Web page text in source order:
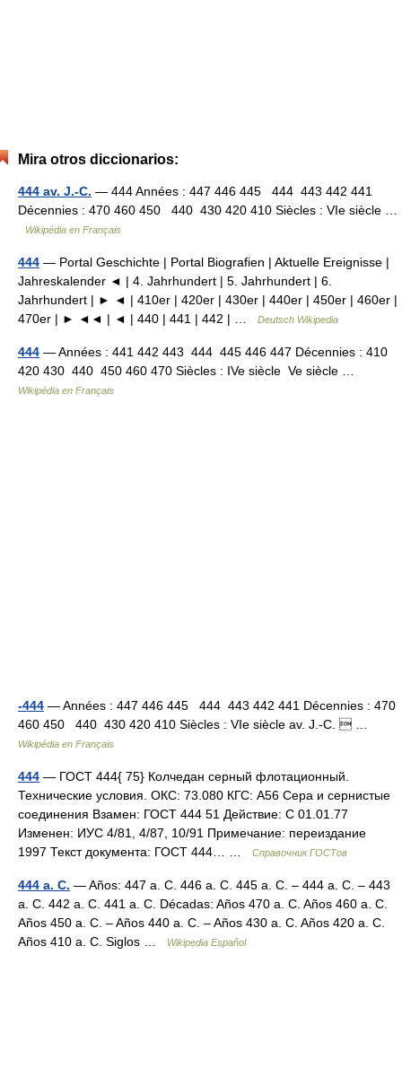
Mira otros diccionarios:
444 av. J.-C. — 444 Années : 447 446 445 444 443 442 441
Décennies : 470 460 450 440 430 420 410 Siècles : VIe siècle …
Wikipédia en Français
444 — Portal Geschichte | Portal Biografien | Aktuelle Ereignisse |
Jahreskalender ◄ | 4. Jahrhundert | 5. Jahrhundert | 6.
Jahrhundert | ► ◄ | 410er | 420er | 430er | 440er | 450er | 460er |
470er | ► ◄◄ | ◄ | 440 | 441 | 442 | …
Deutsch Wikipedia
444 — Années : 441 442 443 444 445 446 447 Décennies : 410
420 430 440 450 460 470 Siècles : IVe siècle Ve siècle …
Wikipédia en Français
-444 — Années : 447 446 445 444 443 442 441 Décennies : 470
460 450 440 430 420 410 Siècles : VIe siècle av. J.‑C.  …
Wikipédia en Français
444 — ГОСТ 444{ 75} Колчедан серный флотационный.
Технические условия. ОКС: 73.080 КГС: А56 Сера и сернистые
соединения Взамен: ГОСТ 444 51 Действие: С 01.01.77
Изменен: ИУС 4/81, 4/87, 10/91 Примечание: переиздание
1997 Текст документа: ГОСТ 444… …
Справочник ГОСТов
444 a. C. — Años: 447 a. C. 446 a. C. 445 a. C. – 444 a. C. – 443
a. C. 442 a. C. 441 a. C. Décadas: Años 470 a. C. Años 460 a. C.
Años 450 a. C. – Años 440 a. C. – Años 430 a. C. Años 420 a. C.
Años 410 a. C. Siglos …
Wikipedia Español